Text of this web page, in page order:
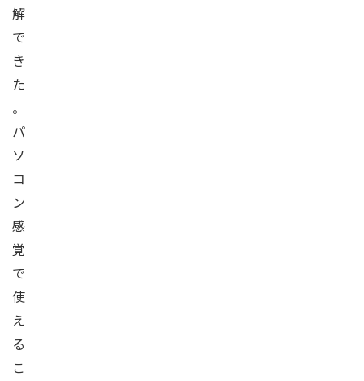
解
で
き
た
。
パ
ソ
コ
ン
感
覚
で
使
え
る
こ